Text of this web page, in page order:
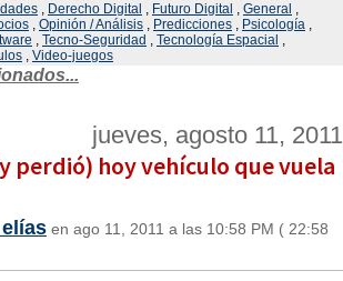
, Derecho Digital , Futuro Digital , General ,
, Opinión / Análisis , Predicciones , Psicología ,
, Tecno-Seguridad , Tecnología Espacial ,
, Video-juegos
jueves, agosto 11, 2011
perdió) hoy vehículo que vuela
en ago 11, 2011 a las 10:58 PM ( 22:58